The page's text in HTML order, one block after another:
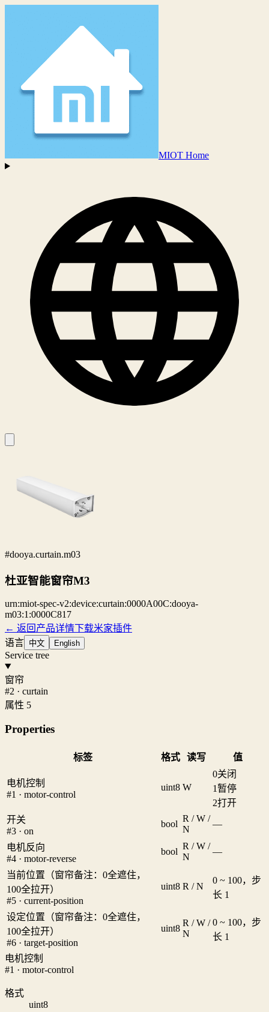
MIOT Home
#dooya.curtain.m03
杜亚智能窗帘M3
urn:miot-spec-v2:device:curtain:0000A00C:dooya-
m03:1:0000C817
← 返回产品详情下载米家插件
语言 中文 English
Service tree
窗帘
#2 · curtain
属性 5
Properties
标签 格式 读写 值
电机控制
#1 · motor-control
uint8 W
0关闭
1 暂停
2打开
开关
#3 · on
bool
R / W /
N
—
电机反向
#4 · motor-reverse
bool
R / W /
N
—
当前位置（窗帘备注：0全遮住，
100全拉开）
#5 · current-position
uint8 R / N
0 ~ 100，步
长 1
设定位置（窗帘备注：0全遮住，
100全拉开）
#6 · target-position
uint8
R / W /
N
0 ~ 100，步
长 1
电机控制
#1 · motor-control
格式
uint8